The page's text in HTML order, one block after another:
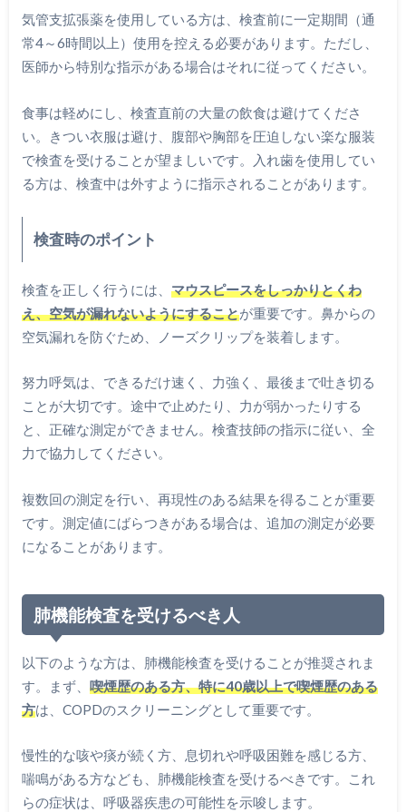
気管支拡張薬を使用している方は、検査前に一定期間（通
常4～6時間以上）使用を控える必要があります。ただし、
医師から特別な指示がある場合はそれに従ってください。
食事は軽めにし、検査直前の大量の飲食は避けてくださ
い。きつい衣服は避け、腹部や胸部を圧迫しない楽な服装
で検査を受けることが望ましいです。入れ歯を使用してい
る方は、検査中は外すように指示されることがあります。
検査時のポイント
検査を正しく行うには、 マウスピースをしっかりとくわ
え、空気が漏れないようにすることが重要です。鼻からの
空気漏れを防ぐため、ノーズクリップを装着します。
努力呼気は、できるだけ速く、力強く、最後まで吐き切る
ことが大切です。途中で止めたり、力が弱かったりする
と、正確な測定ができません。検査技師の指示に従い、全
力で協力してください。
複数回の測定を行い、再現性のある結果を得ることが重要
です。測定値にばらつきがある場合は、追加の測定が必要
になることがあります。
肺機能検査を受けるべき人
以下のような方は、肺機能検査を受けることが推奨されま
す。まず、 喫煙歴のある方、特に40歳以上で喫煙歴のある
方は、COPDのスクリーニングとして重要です。
慢性的な咳や痰が続く方、息切れや呼吸困難を感じる方、
喘鳴がある方なども、肺機能検査を受けるべきです。これ
らの症状は、呼吸器疾患の可能性を示唆します。